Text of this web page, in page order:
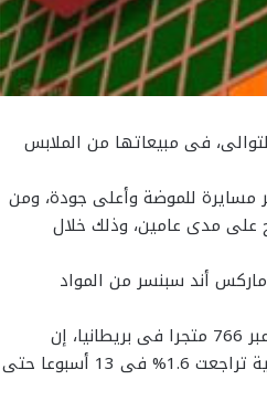
فى مبيعاتها من الملابس
مسايرة للموضة وأعلى جودة، ومن
على مدى عامين، وذلك خلال
وتحقق مبيعات ماركس أند سبنسر من المواد
وقالت سلسلة المتاجر التى تأسست قبل 129 عاما وتخدم 21 مليون عميل أسبوعيا عبر 766 متجرا فى بريطانيا، إن
مبيعاتها من المواد غير الغذائية التى تتراوح بين الملابس والأحذية والأدوات المنزلية تراجعت 1.6% فى 13 أسبوعا حتى